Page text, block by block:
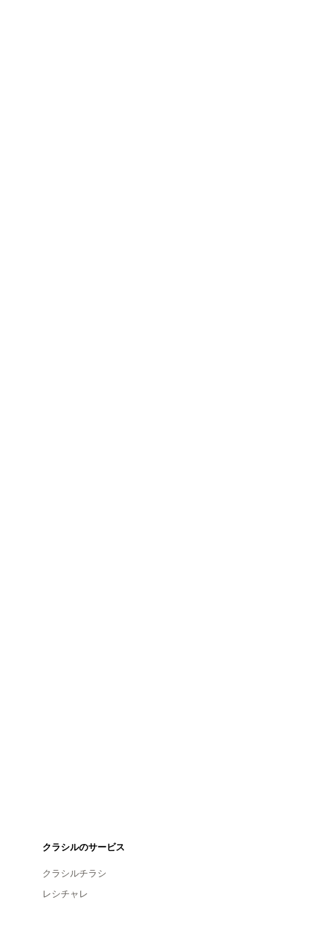
クラシルのサービス
クラシルチラシ
レシチャレ